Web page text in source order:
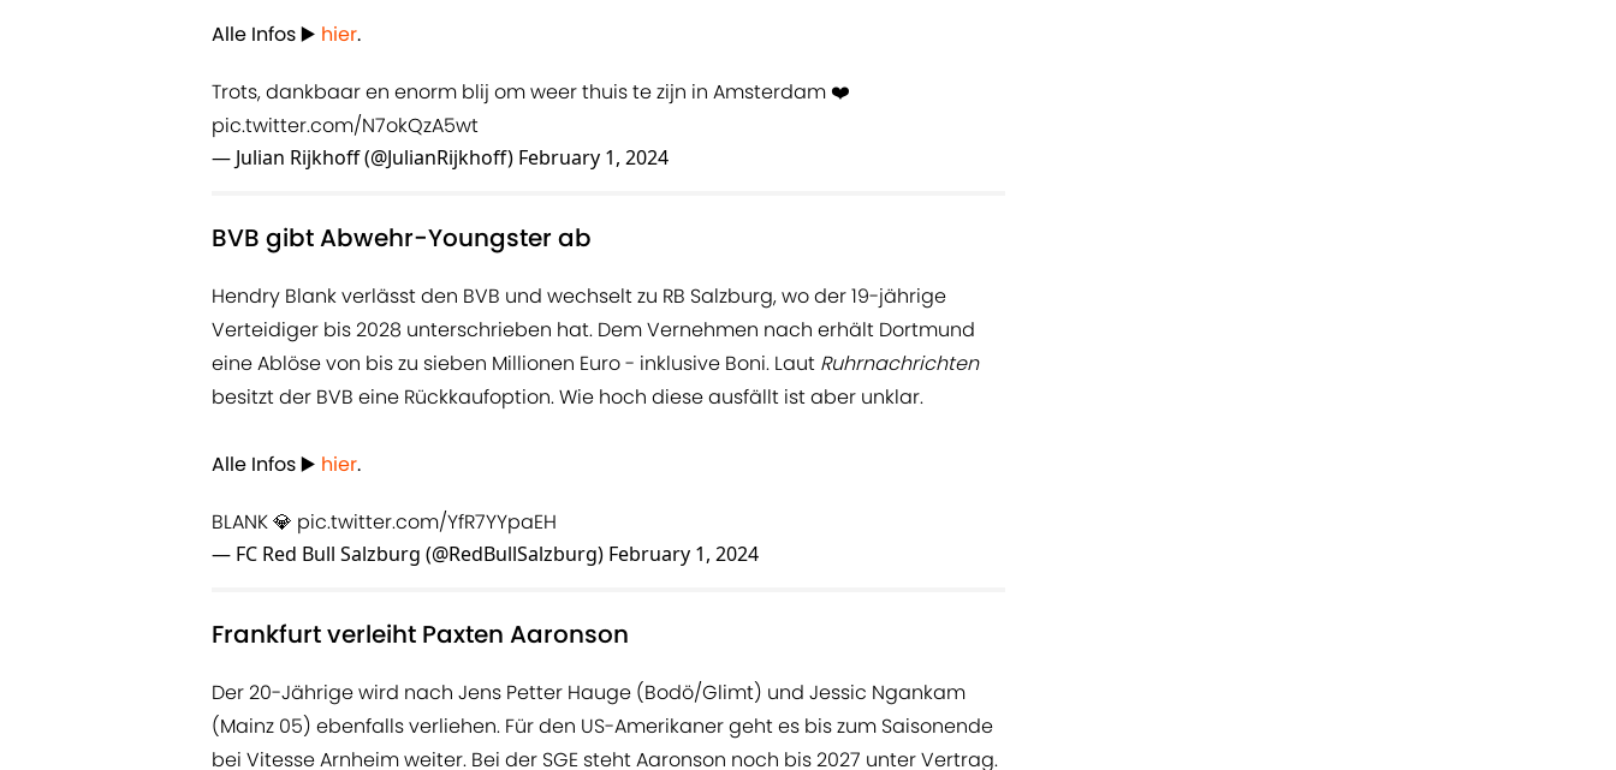
Alle Infos ▶️ hier.
Trots, dankbaar en enorm blij om weer thuis te zijn in Amsterdam ❤️
pic.twitter.com/N7okQzA5wt
— Julian Rijkhoff (@JulianRijkhoff) February 1, 2024
BVB gibt Abwehr-Youngster ab
Hendry Blank verlässt den BVB und wechselt zu RB Salzburg, wo der 19-jährige
Verteidiger bis 2028 unterschrieben hat. Dem Vernehmen nach erhält Dortmund
eine Ablöse von bis zu sieben Millionen Euro - inklusive Boni. Laut Ruhrnachrichten
besitzt der BVB eine Rückkaufoption. Wie hoch diese ausfällt ist aber unklar.
Alle Infos ▶️ hier.
BLANK 💎 pic.twitter.com/YfR7YYpaEH
— FC Red Bull Salzburg (@RedBullSalzburg) February 1, 2024
Frankfurt verleiht Paxten Aaronson
Der 20-Jährige wird nach Jens Petter Hauge (Bodö/Glimt) und Jessic Ngankam
(Mainz 05) ebenfalls verliehen. Für den US-Amerikaner geht es bis zum Saisonende
bei Vitesse Arnheim weiter. Bei der SGE steht Aaronson noch bis 2027 unter Vertrag.